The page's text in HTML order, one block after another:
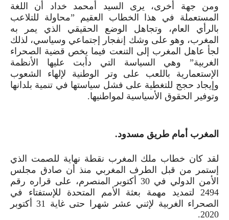
ومن جهة أخرى، يرى السيد أمحمد خداد أن اللغة
المستعملة في هذا الخطاب العقيم ”محاولة للتلاعب
بالرأي العام، وتجاهل الوضع الحقيقي الذي يمر به
المغرب، وهو على وشك إنفجار إجتماعي وسياسي، لذلك
لجأ عاهل المغرب إلى التنعت فيما يخص قضية الصحراء
الغربية” وهي السياسة التي دأبت عليها الأنظمة
الإستعمارية باللعب على وتر الوطنية لإلهاء الشعوب
وإيجاد حجج للتغطية على فشل سياستها في تنمية بلدانها
وتوفير الحقوق الأسياسية لمواطنيها.
المغرب أمام طريق مسدود.
لقد كان خطاب ملك المغرب نقطة نهاية للصمت الذي
إستمر من قبل الطرف المغربي منذ أن صادق مجلس
الأمن الدولي في 30 أكتوبر المنصرم، على قراره رقم
2494 لتمديد مهمة بعثة الأمم المتحدة للإستفتاء في
الصحراء الغربية لإثني عشر شهرا حتى غاية 31 أكتوبر
2020.